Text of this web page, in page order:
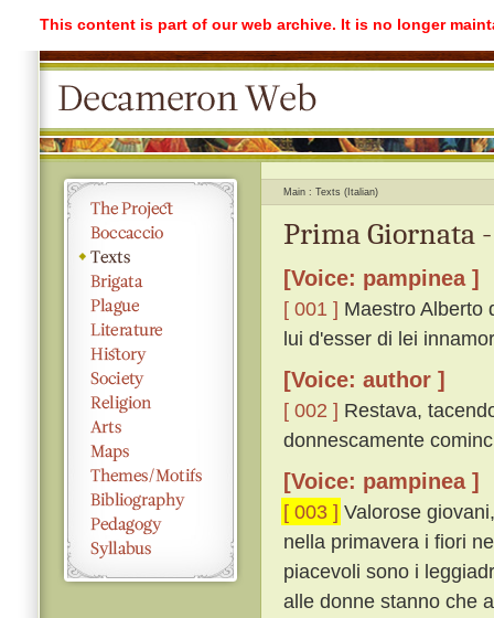
This content is part of our web archive. It is no longer
Main Texts (Italian)
Prima Giornata
[Voice: pampinea ]
[ 001 ] Maestro Alberto
lui d'esser di lei
[Voice: author ]
[ 002 ] Restava,
donnescamente
[Voice: pampinea ]
[ 003 ] Valorose
nella primavera i fiori
piacevoli sono i
alle donne stanno che